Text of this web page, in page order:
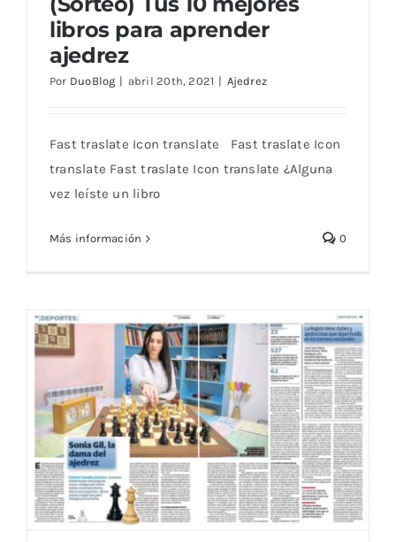
(Sorteo) Tus 10 mejores libros para
aprender ajedrez
libros para aprender
ajedrez
Por DuoBlog | abril 20th, 2021 | Ajedrez
Fast traslate Icon translate Fast traslate Icon
translate Fast traslate Icon translate ¿Alguna
vez leíste un libro
Más información 0